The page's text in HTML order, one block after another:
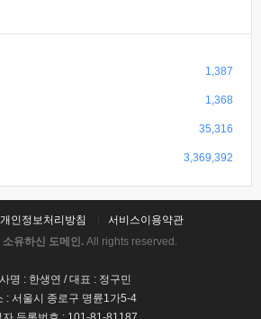
1,387
1,368
35,316
3,369,392
개인정보처리방침
서비스이용약관
소유하신 도메인. All rights reserved.
명 : 한생연 / 대표 : 정구민
: 서울시 종로구 명륜1가5-4